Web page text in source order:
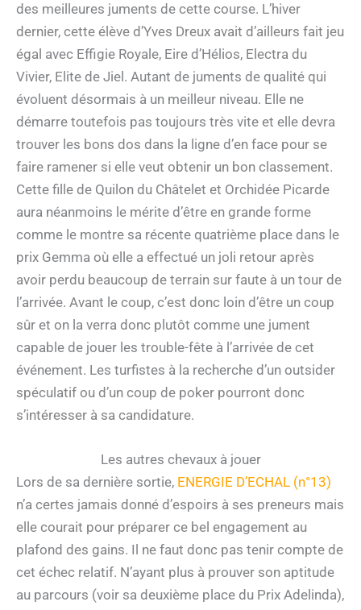
des meilleures juments de cette course. L’hiver
dernier, cette élève d’Yves Dreux avait d’ailleurs fait jeu
égal avec Effigie Royale, Eire d’Hélios, Electra du
Vivier, Elite de Jiel. Autant de juments de qualité qui
évoluent désormais à un meilleur niveau. Elle ne
démarre toutefois pas toujours très vite et elle devra
trouver les bons dos dans la ligne d’en face pour se
faire ramener si elle veut obtenir un bon classement.
Cette fille de Quilon du Châtelet et Orchidée Picarde
aura néanmoins le mérite d’être en grande forme
comme le montre sa récente quatrième place dans le
prix Gemma où elle a effectué un joli retour après
avoir perdu beaucoup de terrain sur faute à un tour de
l’arrivée. Avant le coup, c’est donc loin d’être un coup
sûr et on la verra donc plutôt comme une jument
capable de jouer les trouble-fête à l’arrivée de cet
événement. Les turfistes à la recherche d’un outsider
spéculatif ou d’un coup de poker pourront donc
s’intéresser à sa candidature.
Les autres chevaux à jouer
Lors de sa dernière sortie, ENERGIE D’ECHAL (n°13)
n’a certes jamais donné d’espoirs à ses preneurs mais
elle courait pour préparer ce bel engagement au
plafond des gains. Il ne faut donc pas tenir compte de
cet échec relatif. N’ayant plus à prouver son aptitude
au parcours (voir sa deuxième place du Prix Adelinda),